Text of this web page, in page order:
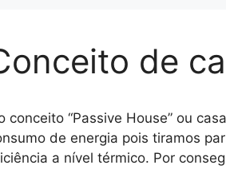
de
conceito “Passive House” ou
de energia pois tiramos
a nível térmico. Por